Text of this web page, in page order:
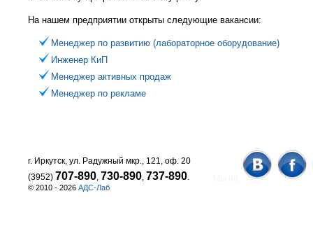
На нашем предприятии открыты следующие вакансии:
Менеджер по развитию (лабораторное оборудование)
Инженер КиП
Менеджер активных продаж
Менеджер по рекламе
© 2010 - 2026 АДС-Лаб
г. Иркутск, ул. Радужный мкр., 121, оф. 20
(3952) 707-890, 730-890, 737-890.